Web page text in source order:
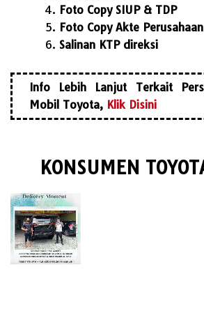
Foto Copy SIUP & TDP
Foto Copy Akte Perusahaan
Salinan KTP direksi
Info Lebih Lanjut Terkait
Mobil Toyota, Klik Disini
KONSUMEN